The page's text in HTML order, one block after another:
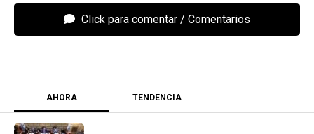
Click para comentar
AHORA TENDENCIA